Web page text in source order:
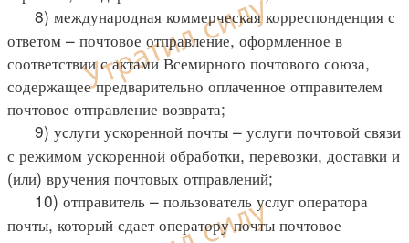
8) международная коммерческая корреспонденция с
ответом – почтовое отправление, оформленное в
соответствии с актами Всемирного почтового союза,
содержащее предварительно оплаченное отправителем
почтовое отправление возврата;
9) услуги ускоренной почты – услуги почтовой связи
с режимом ускоренной обработки, перевозки, доставки и
(или) вручения почтовых отправлений;
10) отправитель – пользователь услуг оператора
почты, который сдает оператору почты почтовое